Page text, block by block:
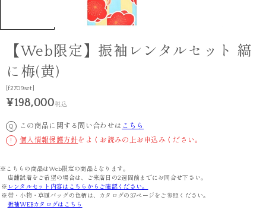
【Web限定】振袖レンタルセット 縞
に梅(黄)
[f2709set]
¥198,000税込
Q この商品に関する問い合わせは こちら
! 個人情報保護方針をよくお読みの上お申込みください。
※こちらの商品はWeb限定の商品となります。
店舗試着をご希望の場合は、ご来店日の2週間前までにお問合せ下さい。
※ レンタルセット内容はこちらからご確認ください。
※帯・小物・草履バッグの色柄は、カタログの37ページをご参照ください。
振袖WEBカタログはこちら